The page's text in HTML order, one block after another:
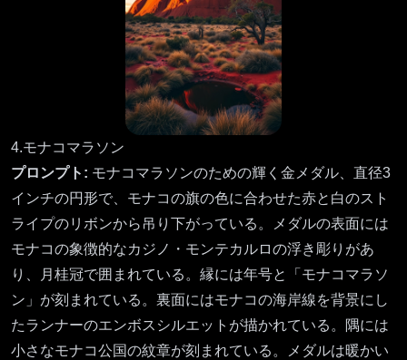
4.モナコマラソン
プロンプト: モナコマラソンのための輝く金メダル、直径3
インチの円形で、モナコの旗の色に合わせた赤と白のスト
ライプのリボンから吊り下がっている。メダルの表面には
モナコの象徴的なカジノ・モンテカルロの浮き彫りがあ
り、月桂冠で囲まれている。縁には年号と「モナコマラソ
ン」が刻まれている。裏面にはモナコの海岸線を背景にし
たランナーのエンボスシルエットが描かれている。隅には
小さなモナコ公国の紋章が刻まれている。メダルは暖かい